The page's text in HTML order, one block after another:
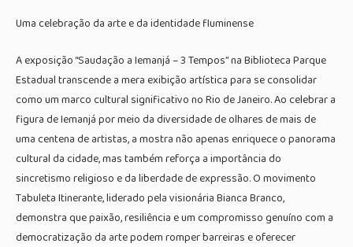
Uma celebração da arte e da identidade fluminense
A exposição “Saudação a Iemanjá – 3 Tempos” na Biblioteca Parque
Estadual transcende a mera exibição artística para se consolidar
como um marco cultural significativo no Rio de Janeiro. Ao celebrar a
figura de Iemanjá por meio da diversidade de olhares de mais de
uma centena de artistas, a mostra não apenas enriquece o panorama
cultural da cidade, mas também reforça a importância do
sincretismo religioso e da liberdade de expressão. O movimento
Tabuleta Itinerante, liderado pela visionária Bianca Branco,
demonstra que paixão, resiliência e um compromisso genuíno com a
democratização da arte podem romper barreiras e oferecer